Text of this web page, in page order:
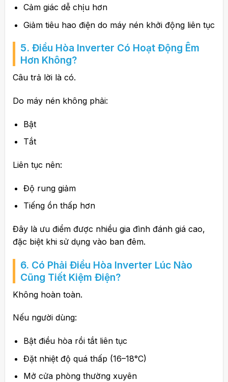
Cảm giác dễ chịu hơn
Giảm tiêu hao điện do máy nén khởi động liên tục
5. Điều Hòa Inverter Có Hoạt Động Êm
Hơn Không?
Câu trả lời là có.
Do máy nén không phải:
Bật
Tắt
Liên tục nên:
Độ rung giảm
Tiếng ồn thấp hơn
Đây là ưu điểm được nhiều gia đình đánh giá cao,
đặc biệt khi sử dụng vào ban đêm.
6. Có Phải Điều Hòa Inverter Lúc Nào
Cũng Tiết Kiệm Điện?
Không hoàn toàn.
Nếu người dùng:
Bật điều hòa rồi tắt liên tục
Đặt nhiệt độ quá thấp (16–18°C)
Mở cửa phòng thường xuyên